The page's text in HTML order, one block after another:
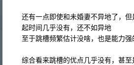
还有一点即使和未婚妻不异地了，
起时间几乎没有，还不如异地
至于跳槽频繁估计没啥，也是能力
综合看来跳槽的优点几乎没有，甚